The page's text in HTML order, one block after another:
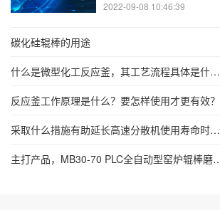
2022-09-08 10:46:39
碳化硅辊棒的用途
什么是微型化工反应釜，其工艺流程具体是什么？
反应釜工作原理是什么？要怎样使用才更有效？
采取什么措施有助延长高速分散机使用寿命时间？
主打产品，MB30-70 PLC全自动型窑炉辊棒磨棒机